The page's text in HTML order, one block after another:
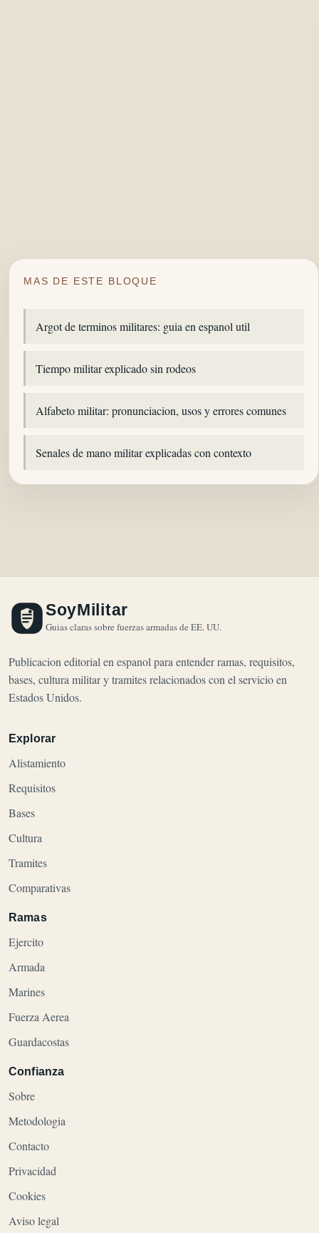
MAS DE ESTE BLOQUE
Argot de terminos militares: guia en espanol util
Tiempo militar explicado sin rodeos
Alfabeto militar: pronunciacion, usos y errores comunes
Senales de mano militar explicadas con contexto
SoyMilitar
Guias claras sobre fuerzas armadas de EE. UU.
Publicacion editorial en espanol para entender ramas, requisitos,
bases, cultura militar y tramites relacionados con el servicio en
Estados Unidos.
Explorar
Alistamiento
Requisitos
Bases
Cultura
Tramites
Comparativas
Ramas
Ejercito
Armada
Marines
Fuerza Aerea
Guardacostas
Confianza
Sobre
Metodologia
Contacto
Privacidad
Cookies
Aviso legal